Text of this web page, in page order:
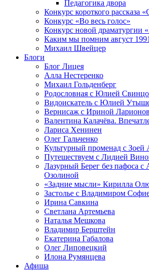
Педагогика двора
Конкурс короткого рассказа
Конкурс «Во весь голос»
Конкурс новой драматургии
Каким мы помним август
Михаил Швейцер
Блоги
Блог Лицея
Алла Нестеренко
Михаил Гольденберг
Родословная с Юлией
Видоискатель с Юлией
Вернисаж с Ириной
Валентина Калачёва.
Лариса Хенинен
Олег Гальченко
Культурный променад с Зоей
Путешествуем с Лидией
Лазурный Берег без пафоса с
Озолиной
«Задние мысли» Кирилла
Застолье с Владимиром
Ирина Савкина
Светлана Артемьева
Наталья Мешкова
Владимир Берштейн
Екатерина Габалова
Олег Липовецкий
Илона Румянцева
Афиша